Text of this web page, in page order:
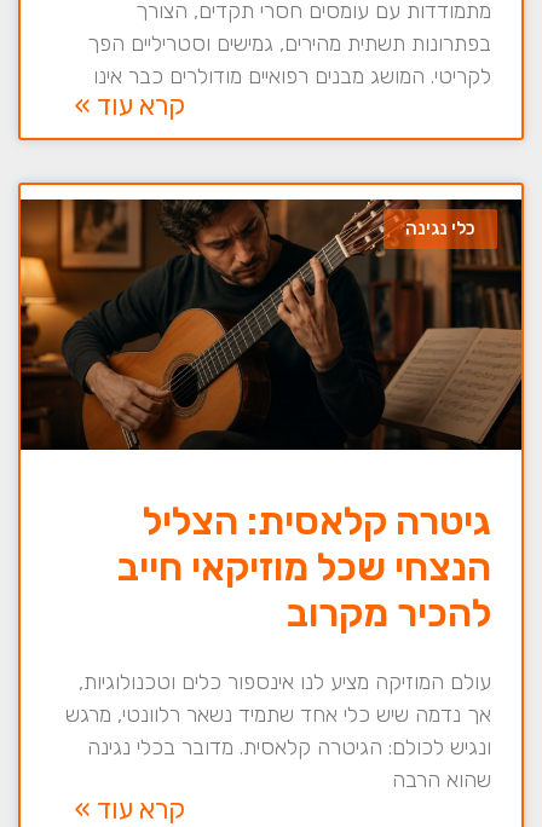
מתמודדות עם עומסים חסרי תקדים, הצורך
בפתרונות תשתית מהירים, גמישים וסטריליים הפך
לקריטי. המושג מבנים רפואיים מודולרים כבר אינו
קרא עוד »
כלי נגינה
גיטרה קלאסית: הצליל
הנצחי שכל מוזיקאי חייב
להכיר מקרוב
עולם המוזיקה מציע לנו אינספור כלים וטכנולוגיות,
אך נדמה שיש כלי אחד שתמיד נשאר רלוונטי, מרגש
ונגיש לכולם: הגיטרה קלאסית. מדובר בכלי נגינה
שהוא הרבה
קרא עוד »